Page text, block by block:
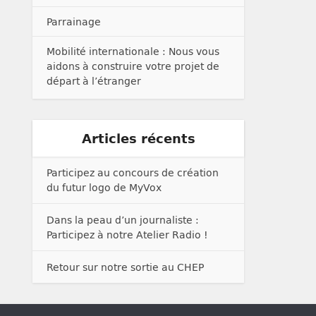
Parrainage
Mobilité internationale : Nous vous
aidons à construire votre projet de
départ à l’étranger
Articles récents
Participez au concours de création
du futur logo de MyVox
Dans la peau d’un journaliste :
Participez à notre Atelier Radio !
Retour sur notre sortie au CHEP